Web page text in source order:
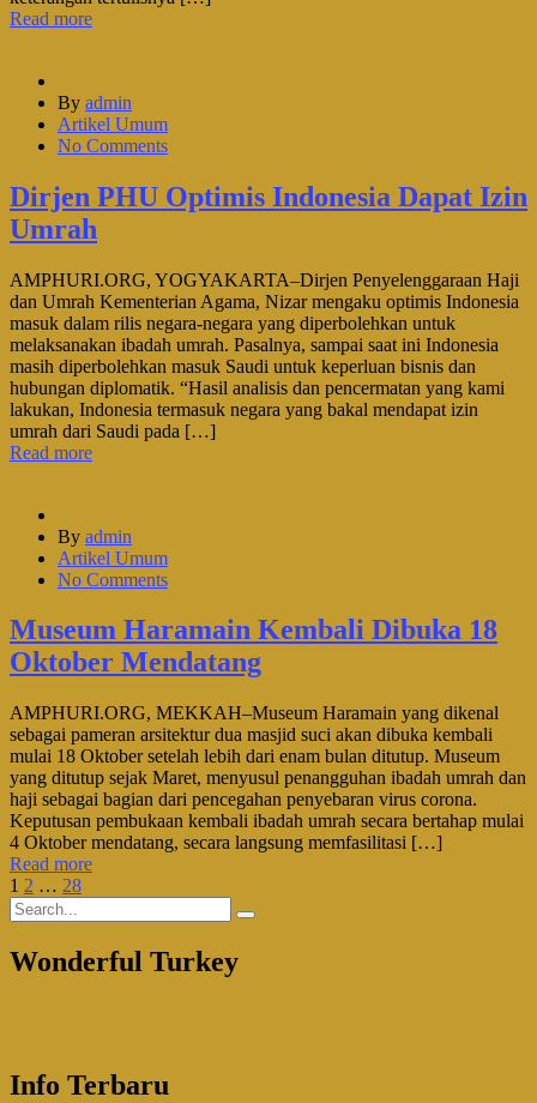
Read more
By admin
Artikel Umum
No Comments
Dirjen PHU Optimis Indonesia Dapat Izin
Umrah
AMPHURI.ORG, YOGYAKARTA–Dirjen Penyelenggaraan Haji
dan Umrah Kementerian Agama, Nizar mengaku optimis Indonesia
masuk dalam rilis negara-negara yang diperbolehkan untuk
melaksanakan ibadah umrah. Pasalnya, sampai saat ini Indonesia
masih diperbolehkan masuk Saudi untuk keperluan bisnis dan
hubungan diplomatik. “Hasil analisis dan pencermatan yang kami
lakukan, Indonesia termasuk negara yang bakal mendapat izin
umrah dari Saudi pada […]
Read more
By admin
Artikel Umum
No Comments
Museum Haramain Kembali Dibuka 18
Oktober Mendatang
AMPHURI.ORG, MEKKAH–Museum Haramain yang dikenal
sebagai pameran arsitektur dua masjid suci akan dibuka kembali
mulai 18 Oktober setelah lebih dari enam bulan ditutup. Museum
yang ditutup sejak Maret, menyusul penangguhan ibadah umrah dan
haji sebagai bagian dari pencegahan penyebaran virus corona.
Keputusan pembukaan kembali ibadah umrah secara bertahap mulai
4 Oktober mendatang, secara langsung memfasilitasi […]
Read more
1 2 … 28
Wonderful Turkey
Info Terbaru